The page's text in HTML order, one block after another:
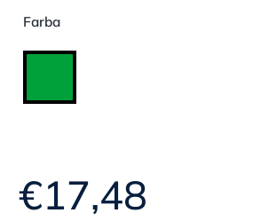
Farba
€17,48